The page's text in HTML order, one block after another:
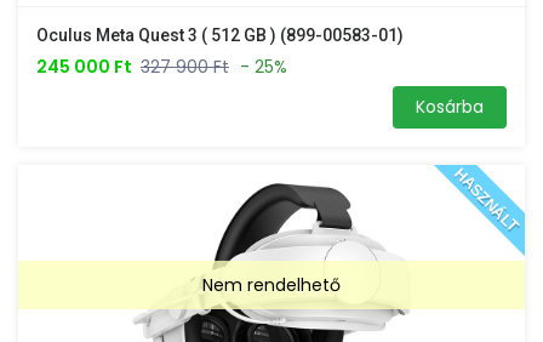
Oculus Meta Quest 3 ( 512 GB ) (899-00583-01)
245 000 Ft 327 900 Ft - 25%
Kosárba
Nem rendelhető
HASZNÁLT